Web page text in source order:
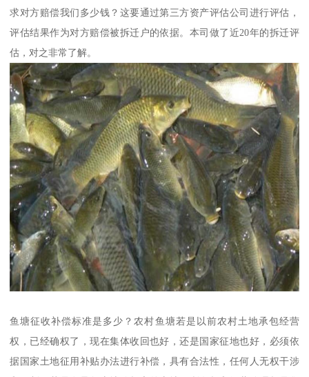
求对方赔偿我们多少钱？这要通过第三方资产评估公司进行评估，
评估结果作为对方赔偿被拆迁户的依据。本司做了近20年的拆迁评
估，对之非常了解。
鱼塘征收补偿标准是多少？农村鱼塘若是以前农村土地承包经营
权，已经确权了，现在集体收回也好，还是国家征地也好，必须依
据国家土地征用补贴办法进行补偿，具有合法性，任何人无权干涉